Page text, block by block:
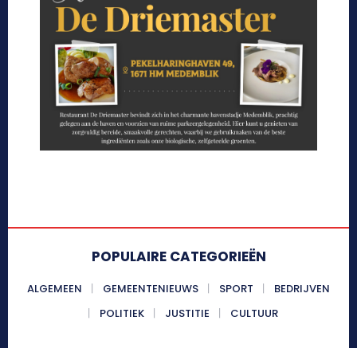
POPULAIRE CATEGORIEËN
ALGEMEEN GEMEENTENIEUWS SPORT
BEDRIJVEN
POLITIEK
JUSTITIE CULTUUR